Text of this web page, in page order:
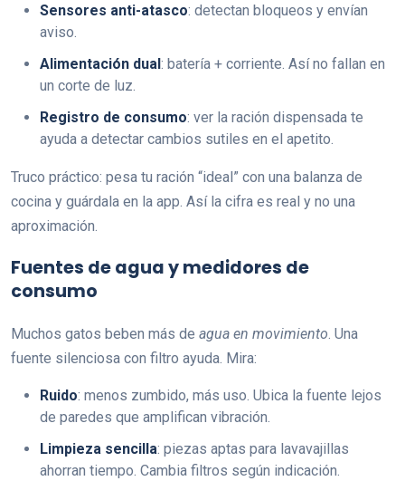
Sensores anti-atasco: detectan bloqueos y envían
aviso.
Alimentación dual: batería + corriente. Así no fallan en
un corte de luz.
Registro de consumo: ver la ración dispensada te
ayuda a detectar cambios sutiles en el apetito.
Truco práctico: pesa tu ración “ideal” con una balanza de
cocina y guárdala en la app. Así la cifra es real y no una
aproximación.
Fuentes de agua y medidores de
consumo
Muchos gatos beben más de agua en movimiento. Una
fuente silenciosa con filtro ayuda. Mira:
Ruido: menos zumbido, más uso. Ubica la fuente lejos
de paredes que amplifican vibración.
Limpieza sencilla: piezas aptas para lavavajillas
ahorran tiempo. Cambia filtros según indicación.